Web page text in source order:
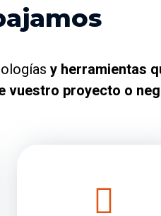
y herramientas
vuestro proyecto o